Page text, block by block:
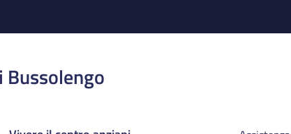
Bussolengo